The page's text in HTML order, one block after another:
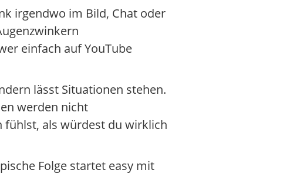
irgendwo im Bild, Chat oder
einfach auf YouTube
lässt Situationen stehen.
werden nicht
als würdest du wirklich
Folge startet easy mit